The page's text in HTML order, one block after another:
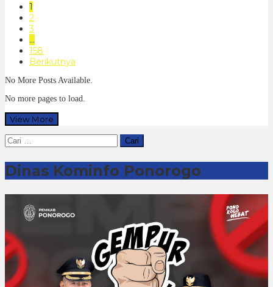
1
2
3
…
158
Berikutnya
No More Posts Available.
No more pages to load.
View More
Cari
untuk:
Dinas Kominfo Ponorogo